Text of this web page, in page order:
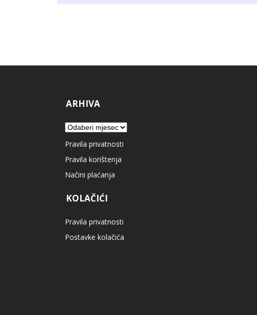
ARHIVA
Arhiva
Pravila privatnosti
Pravila korištenja
Načini plaćanja
KOLAČIĆI
Pravila privatnosti
Postavke kolačića